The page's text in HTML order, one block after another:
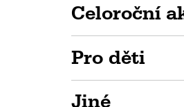
Celoroční
Pro děti
Jiné